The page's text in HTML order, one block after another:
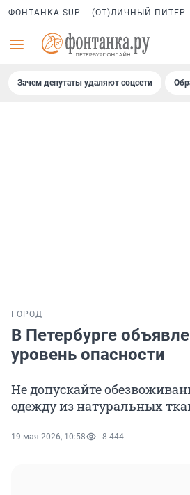
ФОНТАНКА SUP (ОТ)ЛИЧНЫЙ ПИТЕР
Зачем депутаты удаляют соцсети
ГОРОД
В Петербурге
уровень опасности
Не допускайте
одежду из натуральных
19 мая 2026, 10:58 8 444